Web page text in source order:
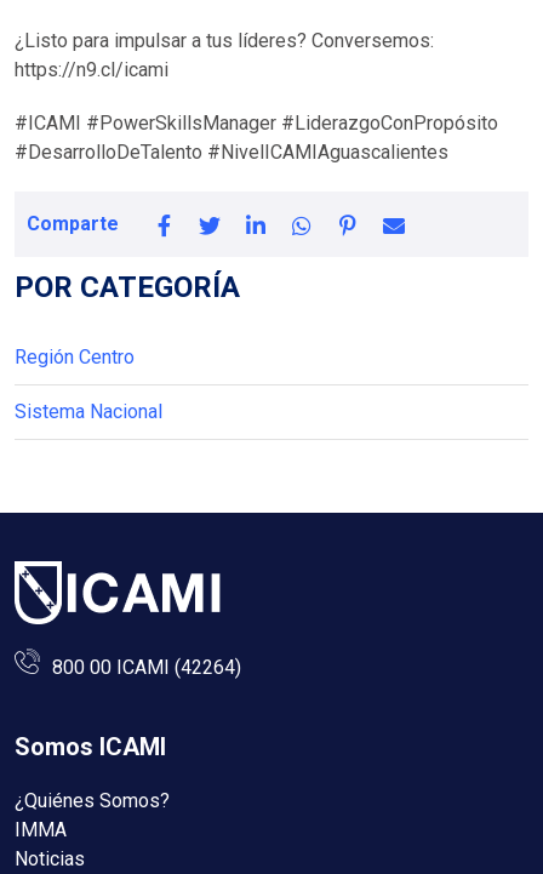
¿Listo para impulsar a tus líderes? Conversemos:
https://n9.cl/icami
#ICAMI #PowerSkillsManager #LiderazgoConPropósito
#DesarrolloDeTalento #NivelICAMIAguascalientes
Comparte
POR CATEGORÍA
Región Centro
Sistema Nacional
800 00 ICAMI (42264)
Somos ICAMI
¿Quiénes Somos?
IMMA
Noticias